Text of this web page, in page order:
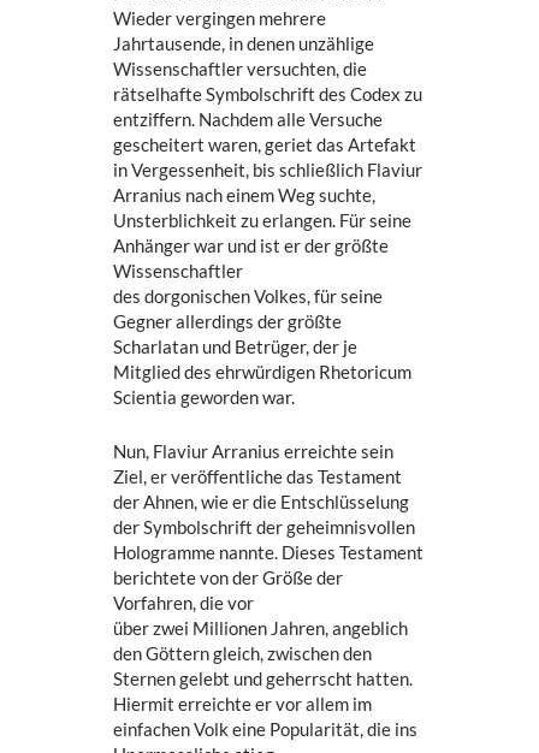
Wieder vergingen mehrere
Jahrtausende, in denen unzählige
Wissenschaftler versuchten, die
rätselhafte Symbolschrift des Codex zu
entziffern. Nachdem alle Versuche
gescheitert waren, geriet das Artefakt
in Vergessenheit, bis schließlich Flaviur
Arranius nach einem Weg suchte,
Unsterblichkeit zu erlangen. Für seine
Anhänger war und ist er der größte
Wissenschaftler
des dorgonischen Volkes, für seine
Gegner allerdings der größte
Scharlatan und Betrüger, der je
Mitglied des ehrwürdigen Rhetoricum
Scientia geworden war.
Nun, Flaviur Arranius erreichte sein
Ziel, er veröffentliche das Testament
der Ahnen, wie er die Entschlüsselung
der Symbolschrift der geheimnisvollen
Hologramme nannte. Dieses Testament
berichtete von der Größe der
Vorfahren, die vor
über zwei Millionen Jahren, angeblich
den Göttern gleich, zwischen den
Sternen gelebt und geherrscht hatten.
Hiermit erreichte er vor allem im
einfachen Volk eine Popularität, die ins